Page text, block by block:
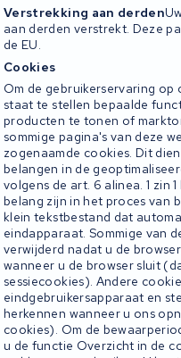
Verstrekking aan derden
aan derden verstrekt. Deze
de EU.
Cookies
Om de gebruikerservaring
staat te stellen bepaalde
producten te tonen of
sommige pagina's van deze
zogenaamde cookies. Dit
belangen in de
volgens de art. 6 alinea. 1 zin
belang zijn in het proces van
klein tekstbestand dat
eindapparaat. Sommige van
verwijderd nadat u de
wanneer u de browser sluit
sessiecookies). Andere
eindgebruikersapparaat en
herkennen wanneer u ons
cookies). Om de
u de functie Overzicht in de